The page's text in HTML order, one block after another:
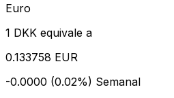
Euro
1 DKK equivale a
0.133758 EUR
-0.0000 (0.02%) Semanal